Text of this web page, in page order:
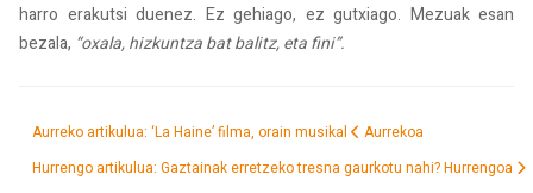
harro erakutsi duenez. Ez gehiago, ez gutxiago. Mezuak esan
bezala, “oxala, hizkuntza bat balitz, eta fini”.
Aurreko artikulua: ‘La Haine’ filma, orain musikal
Aurrekoa
Hurrengo artikulua: Gaztainak erretzeko tresna gaurkotu nahi?Hurrengoa